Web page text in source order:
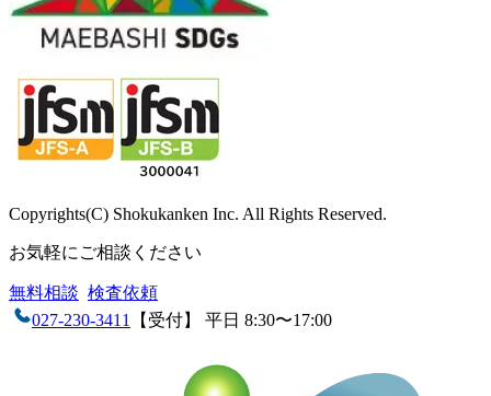
Copyrights(C) Shokukanken Inc. All Rights Reserved.
お気軽にご相談ください
無料相談 検査依頼
027-230-3411
【受付】 平日 8:30〜17:00